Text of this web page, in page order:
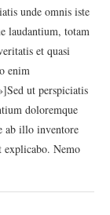
unde omnis iste
laudantium, totam
et quasi
enim
ut perspiciatis
doloremque
ab illo inventore
explicabo. Nemo